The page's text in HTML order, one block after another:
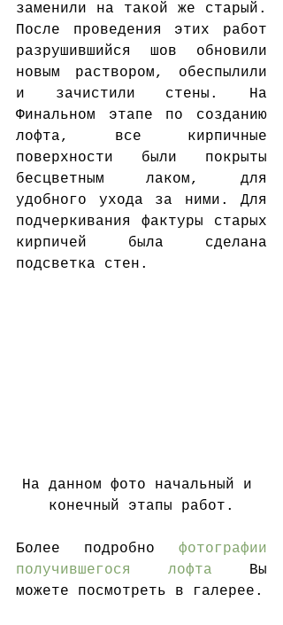
заменили на такой же старый.
После проведения этих работ
разрушившийся шов обновили
новым раствором, обеспылили
и зачистили стены. На
Финальном этапе по созданию
лофта, все кирпичные
поверхности были покрыты
бесцветным лаком, для
удобного ухода за ними. Для
подчеркивания фактуры старых
кирпичей была сделана
подсветка стен.
На данном фото начальный и
конечный этапы работ.
Более подробно фотографии
получившегося лофта Вы